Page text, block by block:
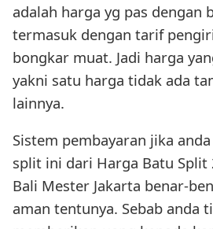
adalah harga yg pas dengan
termasuk dengan tarif
bongkar muat. Jadi harga
yakni satu harga tidak ada
lainnya.
Sistem pembayaran jika
split ini dari Harga Batu Split
Bali Mester Jakarta benar-
aman tentunya. Sebab anda